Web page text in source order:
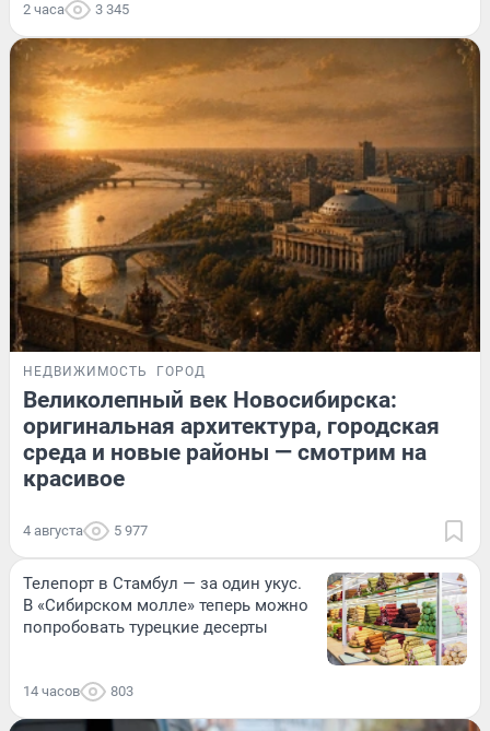
2 часа 3 345
НЕДВИЖИМОСТЬ ГОРОД
Великолепный век Новосибирска:
оригинальная архитектура, городская
среда и новые районы — смотрим на
красивое
4 августа 5 977
Телепорт в Стамбул — за один укус.
В «Сибирском молле» теперь можно
попробовать турецкие десерты
14 часов 803